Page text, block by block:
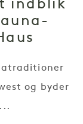
indblik
og byder